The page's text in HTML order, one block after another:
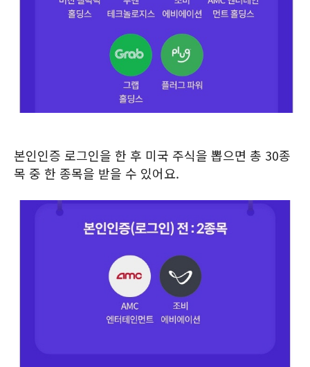
본인인증 로그인을 한 후 미국 주식을 뽑으면 총 30종
목 중 한 종목을 받을 수 있어요.